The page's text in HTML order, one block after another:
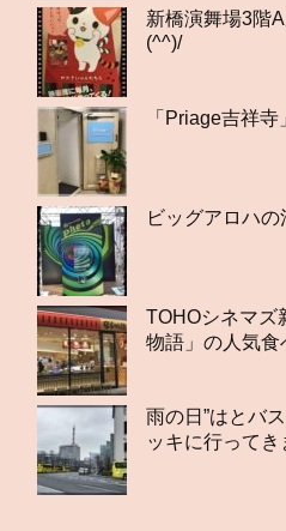
新橋演舞場3階
(^^)/
「Priage吉祥
ビッグアロハ
TOHOシネマズ
物語」の人気食
雨の日”はとバ
ッキに行って